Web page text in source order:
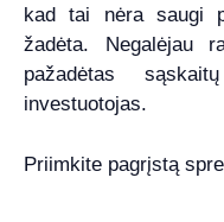
kad tai nėra saugi
žadėta. Negalėjau
pažadėtas
investuotojas.
Priimkite pagrįstą